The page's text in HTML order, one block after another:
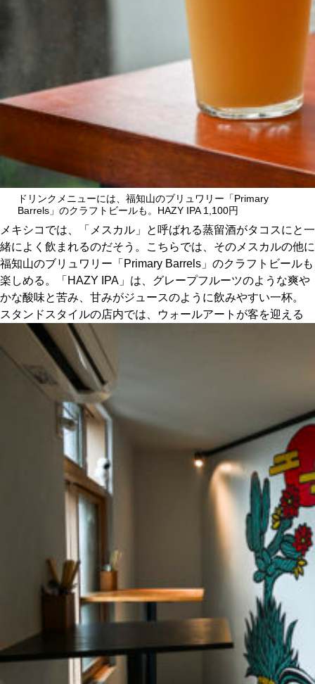
ドリンクメニューには、福知山のブリュワリー「Primary
Barrels」のクラフトビールも。HAZY IPA 1,100円
メキシコでは、「メスカル」と呼ばれる蒸留酒がタコスにと一
緒によく飲まれるのだそう。こちらでは、そのメスカルの他に
福知山のブリュワリー「Primary Barrels」のクラフトビールも
楽しめる。「HAZY IPA」は、グレープフルーツのような爽や
かな酸味と苦み、甘みがジュースのように飲みやすい一杯。
スタンドスタイルの店内では、ウォールアートが客を迎える